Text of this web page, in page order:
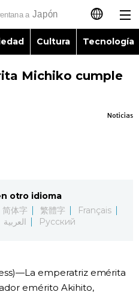
日本語
English
العربية
Русский
Cultura Tecnología
Michiko cumple
Noticias
otro idioma
简体字 繁體字
Français
العربية Русский
emperatriz emérita
emérito Akihito,